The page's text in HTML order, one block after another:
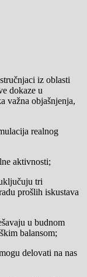
iz oblasti
dokaze u
važna objašnjenja,
realnog
aktivnosti;
tri
prošlih iskustava
u budnom
balansom;
delovati na nas